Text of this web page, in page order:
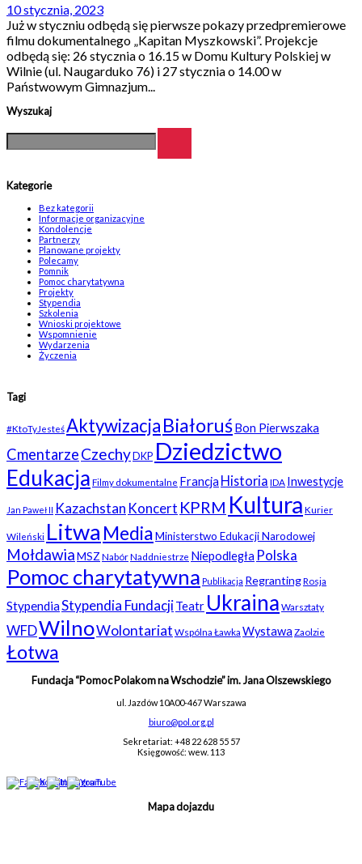
10 stycznia, 2023
Już w styczniu odbędą się pierwsze pokazy przedpremierowe
filmu dokumentalnego „Kapitan Myszkowski”. Projekcje
odbędą się: 26 stycznia o 16.15 w Domu Kultury Polskiej w
Wilnie (ul. Naugarduko 76) i 27 stycznia o 14.00 w
Państwowym Gimnazjum...
Wyszukaj
Kategorie
Bez kategorii
Informacje organizacyjne
Kondolencje
Partnerzy
Planowane projekty
Polecamy
Pomnik
Pomoc charytatywna
Projekty
Stypendia
Szkolenia
Wnioski projektowe
Wspomnienie
Wydarzenia
Życzenia
Tagi
#KtoTyJesteśAktywizacjaBiałoruśBon Pierwszaka
CmentarzeCzechy DKP Dziedzictwo
Edukacja Filmy dokumentalne Francja Historia IDA Inwestycje
Jan Paweł II Kazachstan Koncert KPRM Kultura Kurier
Wileński Litwa MediaMinisterstwo Edukacji Narodowej
MołdawiaMSZ NabórNaddniestrze Niepodległa Polska
Pomoc charytatywna Publikacja RegrantingRosja
StypendiaStypendia FundacjiTeatr Ukraina Warsztaty
WFDWilnoWolontariat Wspólna Ławka Wystawa Zaolzie
Łotwa
Fundacja “Pomoc Polakom na Wschodzie” im. Jana Olszewskiego
ul. Jazdów 10A00-467 Warszawa
biuro@pol.org.pl
Sekretariat: +48 22 628 55 57
Księgowość: wew. 113
Mapa dojazdu